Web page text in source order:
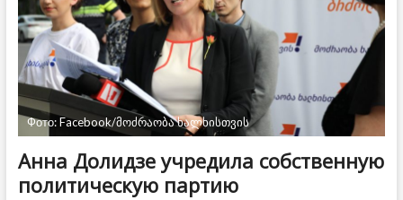
Высшего
совета
юстиции
Грузии
Фото: Facebook/მოძრაობა ხალხისთვის
Анна Долидзе учредила собственную
политическую партию